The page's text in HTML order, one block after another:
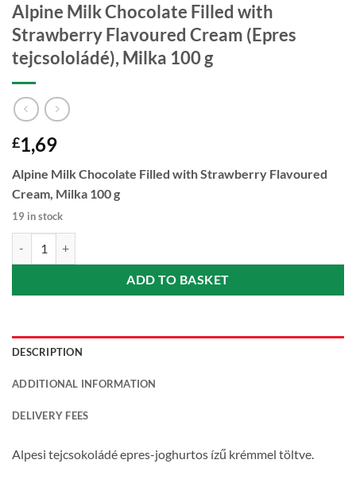
Alpine Milk Chocolate Filled with
Strawberry Flavoured Cream (Epres
tejcsololádé), Milka 100 g
£1,69
Alpine Milk Chocolate Filled with Strawberry Flavoured
Cream, Milka 100 g
19 in stock
ADD TO BASKET
DESCRIPTION
ADDITIONAL INFORMATION
DELIVERY FEES
Alpesi tejcsokoládé epres-joghurtos ízű krémmel töltve.